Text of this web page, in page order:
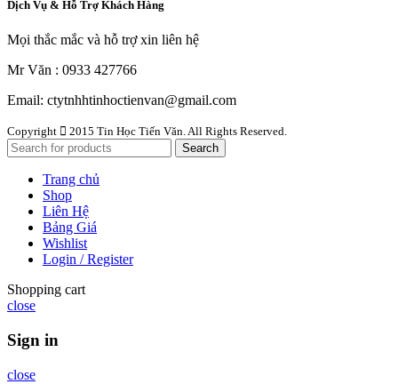
Dịch Vụ & Hỗ Trợ Khách Hàng
Mọi thắc mắc và hỗ trợ xin liên hệ
Mr Văn : 0933 427766
Email: ctytnhhtinhoctienvan@gmail.com
Copyright
2015 Tin Học Tiến Văn. All Rights Reserved.
Search
Trang chủ
Shop
Liên Hệ
Bảng Giá
Wishlist
Login / Register
Shopping cart
close
Sign in
close